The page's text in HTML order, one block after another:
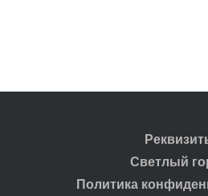
Светлый
Политика